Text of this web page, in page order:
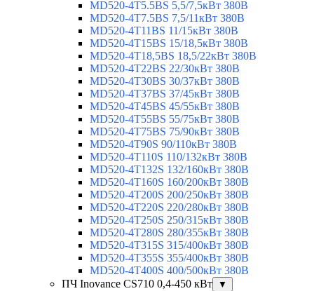
MD520-4T5.5BS 5,5/7,5кВт 380В
MD520-4T7.5BS 7,5/11кВт 380В
MD520-4T11BS 11/15кВт 380В
MD520-4T15BS 15/18,5кВт 380В
MD520-4T18,5BS 18,5/22кВт 380В
MD520-4T22BS 22/30кВт 380В
MD520-4T30BS 30/37кВт 380В
MD520-4T37BS 37/45кВт 380В
MD520-4T45BS 45/55кВт 380В
MD520-4T55BS 55/75кВт 380В
MD520-4T75BS 75/90кВт 380В
MD520-4T90S 90/110кВт 380В
MD520-4T110S 110/132кВт 380В
MD520-4T132S 132/160кВт 380В
MD520-4T160S 160/200кВт 380В
MD520-4T200S 200/250кВт 380В
MD520-4T220S 220/280кВт 380В
MD520-4T250S 250/315кВт 380В
MD520-4T280S 280/355кВт 380В
MD520-4T315S 315/400кВт 380В
MD520-4T355S 355/400кВт 380В
MD520-4T400S 400/500кВт 380В
ПЧ Inovance CS710 0,4-450 кВт
▼